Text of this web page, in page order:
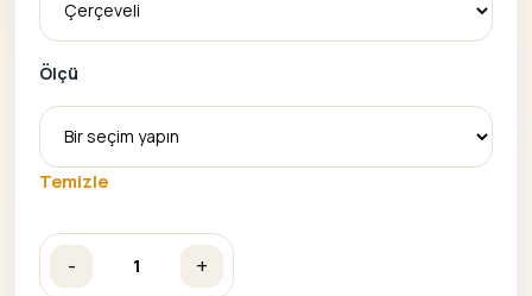
Ölçü
Temizle
-
Renkli Çiçekler Sayılarla Boyama Seti adet
+